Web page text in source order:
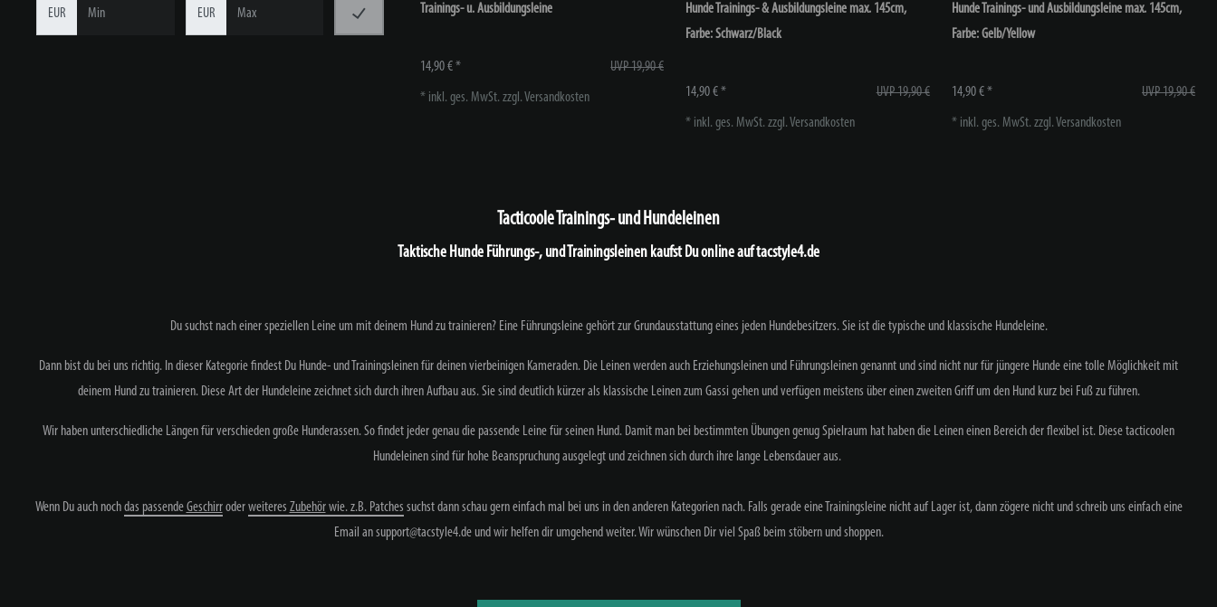
EUR EUR Trainings- u. Ausbildungsleine
UVP 19,90 €
14,90 € *
* inkl. ges. MwSt. zzgl.Versandkosten
Hunde Trainings- & Ausbildungsleine max. 145cm,
Farbe: Schwarz/Black
UVP 19,90 €
14,90 € *
* inkl. ges. MwSt. zzgl.Versandkosten
Hunde Trainings- und Ausbildungsleine max. 145cm,
Farbe: Gelb/Yellow
UVP 19,90 €
14,90 € *
* inkl. ges. MwSt. zzgl.Versandkosten
Tacticoole Trainings- und Hundeleinen
Taktische Hunde Führungs-, und Trainingsleinen kaufst Du online auf tacstyle4.de
Du suchst nach einer speziellen Leine um mit deinem Hund zu trainieren? Eine Führungsleine gehört zur Grundausstattung eines jeden Hundebesitzers. Sie ist die typische und klassische Hundeleine.
Dann bist du bei uns richtig. In dieser Kategorie findest Du Hunde- und Trainingsleinen für deinen vierbeinigen Kameraden. Die Leinen werden auch Erziehungsleinen und Führungsleinen genannt und sind nicht nur für jüngere Hunde eine tolle Möglichkeit mit
deinem Hund zu trainieren. Diese Art der Hundeleine zeichnet sich durch ihren Aufbau aus. Sie sind deutlich kürzer als klassische Leinen zum Gassi gehen und verfügen meistens über einen zweiten Griff um den Hund kurz bei Fuß zu führen.
Wir haben unterschiedliche Längen für verschieden große Hunderassen. So findet jeder genau die passende Leine für seinen Hund. Damit man bei bestimmten Übungen genug Spielraum hat haben die Leinen einen Bereich der flexibel ist. Diese tacticoolen
Hundeleinen sind für hohe Beanspruchung ausgelegt und zeichnen sich durch ihre lange Lebensdauer aus.
Wenn Du auch nochdas passendeGeschirroderweiteres Zubehörwie. z.B. Patches suchst dann schau gern einfach mal bei uns in den anderen Kategorien nach. Falls gerade eine Trainingsleine nicht auf Lager ist, dann zögere nicht und schreib uns einfach eine
Email an support@tacstyle4.de und wir helfen dir umgehend weiter.Wir wünschen Dir viel Spaß beim stöbern und shoppen.